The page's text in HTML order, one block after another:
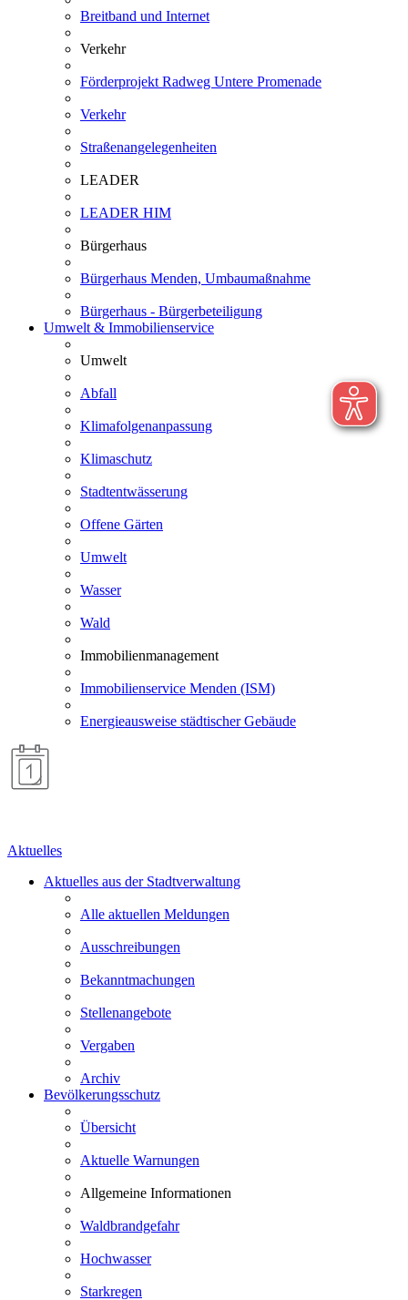
Breitband und Internet
Verkehr
Förderprojekt Radweg Untere Promenade
Verkehr
Straßenangelegenheiten
LEADER
LEADER HIM
Bürgerhaus
Bürgerhaus Menden, Umbaumaßnahme
Bürgerhaus - Bürgerbeteiligung
Umwelt & Immobilienservice
Umwelt
Abfall
Klimafolgenanpassung
Klimaschutz
Stadtentwässerung
Offene Gärten
Umwelt
Wasser
Wald
Immobilienmanagement
Immobilienservice Menden (ISM)
Energieausweise städtischer Gebäude
Aktuelles
Aktuelles aus der Stadtverwaltung
Alle aktuellen Meldungen
Ausschreibungen
Bekanntmachungen
Stellenangebote
Vergaben
Archiv
Bevölkerungsschutz
Übersicht
Aktuelle Warnungen
Allgemeine Informationen
Waldbrandgefahr
Hochwasser
Starkregen